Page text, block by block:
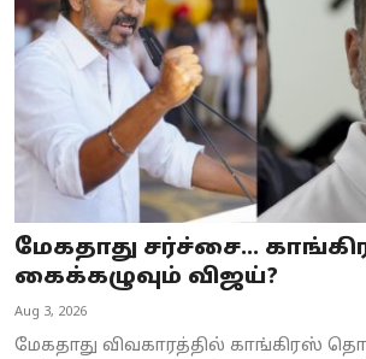
மேகதாது சர்ச்சை...
கைக்கழுவும் விஜய்?
Aug 3, 2026
மேகதாது விவகாரத்தில் காங்கிரஸ்